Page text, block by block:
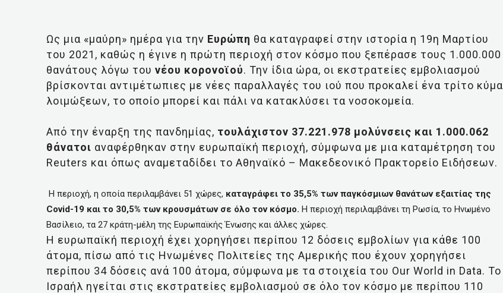
Ως μια «μαύρη» ημέρα για την Ευρώπη θα καταγραφεί στην ιστορία η 19η Μαρτίου
του 2021, καθώς η έγινε η πρώτη περιοχή στον κόσμο που ξεπέρασε τους 1.000.000
θανάτους λόγω του νέου κορονοϊού. Την ίδια ώρα, οι εκστρατείες εμβολιασμού
βρίσκονται αντιμέτωπιες με νέες παραλλαγές του ιού που προκαλεί ένα τρίτο κύμα
λοιμώξεων, το οποίο μπορεί και πάλι να κατακλύσει τα νοσοκομεία.
Από την έναρξη της πανδημίας, τουλάχιστον 37.221.978 μολύνσεις και 1.000.062
θάνατοι αναφέρθηκαν στην ευρωπαϊκή περιοχή, σύμφωνα με μια καταμέτρηση του
Reuters και όπως αναμεταδίδει το Αθηναϊκό – Μακεδεονικό Πρακτορείο Ειδήσεων.
Η περιοχή, η οποία περιλαμβάνει 51 χώρες, καταγράφει το 35,5% των παγκόσμιων θανάτων εξαιτίας της
Covid-19 και το 30,5% των κρουσμάτων σε όλο τον κόσμο. Η περιοχή περιλαμβάνει τη Ρωσία, το Ηνωμένο
Βασίλειο, τα 27 κράτη-μέλη της Ευρωπαϊκής Ένωσης και άλλες χώρες.
Η ευρωπαϊκή περιοχή έχει χορηγήσει περίπου 12 δόσεις εμβολίων για κάθε 100
άτομα, πίσω από τις Ηνωμένες Πολιτείες της Αμερικής που έχουν χορηγήσει
περίπου 34 δόσεις ανά 100 άτομα, σύμφωνα με τα στοιχεία του Our World in Data. Το
Ισραήλ ηγείται στις εκστρατείες εμβολιασμού σε όλο τον κόσμο με περίπου 110